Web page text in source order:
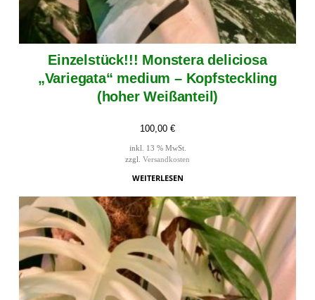
Einzelstück!!! Monstera deliciosa
„Variegata“ medium – Kopfsteckling
(hoher Weißanteil)
100,00 €
inkl. 13 % MwSt.
zzgl. Versandkosten
WEITERLESEN